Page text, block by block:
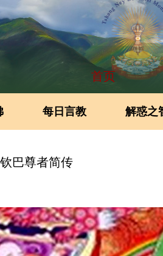
首页
每日言教 解惑之
巴尊者简传